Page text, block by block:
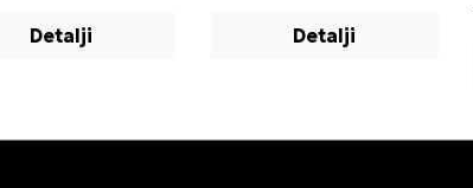
Detalji Detalji